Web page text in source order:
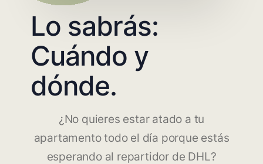
Lo sabrás:
Cuándo y
dónde.
¿No quieres estar atado a tu
apartamento todo el día porque estás
esperando al repartidor de DHL?